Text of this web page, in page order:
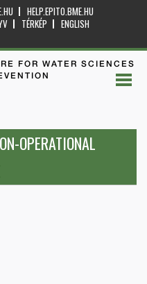
HELP.EPITO.BME.HU
TÉRKÉP
ENGLISH
FOR WATER SCIENCES
OPERATIONAL